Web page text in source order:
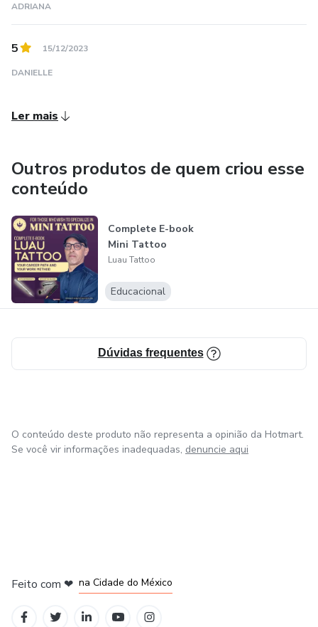
ADRIANA
5 15/12/2023
DANIELLE
Ler mais
Outros produtos de quem criou esse
conteúdo
Complete E-book
Mini Tattoo
Luau Tattoo
Educacional
Dúvidas frequentes
O conteúdo deste produto não representa a opinião da Hotmart.
Se você vir informações inadequadas, denuncie aqui
Feito com ❤ na Cidade do México